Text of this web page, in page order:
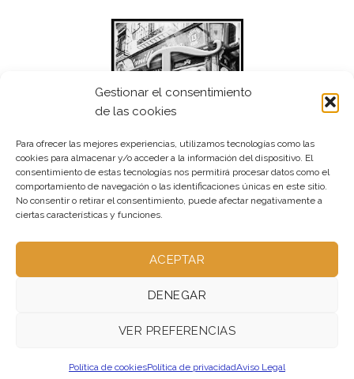
Gestionar el consentimiento
de las cookies
Para ofrecer las mejores experiencias, utilizamos tecnologías como las
cookies para almacenar y/o acceder a la información del dispositivo. El
consentimiento de estas tecnologías nos permitirá procesar datos como el
comportamiento de navegación o las identificaciones únicas en este sitio.
No consentir o retirar el consentimiento, puede afectar negativamente a
ciertas características y funciones.
ACEPTAR
DENEGAR
VER PREFERENCIAS
Política de cookiesPolítica de privacidadAviso Legal
FAQ – NO UTILIZADA